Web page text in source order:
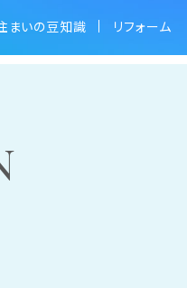
まいの豆知識 リフォーム